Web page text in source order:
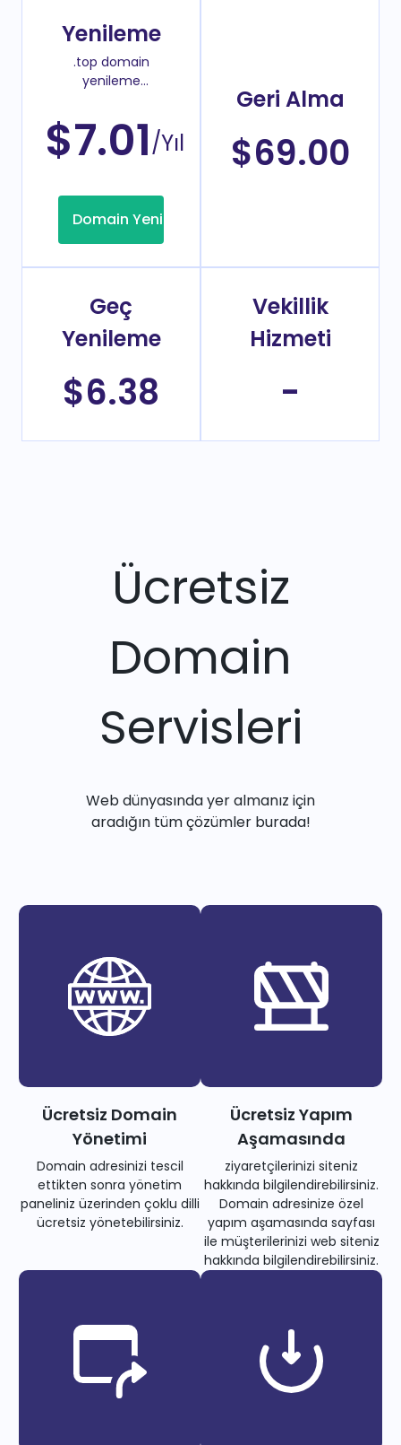
Yenileme
.top domain
yenileme
$7.01/Yıl
Domain Yenileme
Geri Alma
$69.00
Geç
Yenileme
$6.38
Vekillik
Hizmeti
-
Ücretsiz
Domain
Servisleri
Web dünyasında yer almanız için
aradığın tüm çözümler burada!
Ücretsiz Domain
Yönetimi
Domain adresinizi tescil
ettikten sonra yönetim
paneliniz üzerinden çoklu dilli
ücretsiz yönetebilirsiniz.
Ücretsiz Yapım
Aşamasında
ziyaretçilerinizi siteniz
hakkında bilgilendirebilirsiniz.
Domain adresinize özel
yapım aşamasında sayfası
ile müşterilerinizi web siteniz
hakkında bilgilendirebilirsiniz.